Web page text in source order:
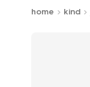
home kind